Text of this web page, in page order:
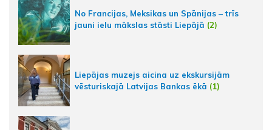
No Francijas, Meksikas un Spānijas – trīs
jauni ielu mākslas stāsti Liepājā (2)
Liepājas muzejs aicina uz ekskursijām
vēsturiskajā Latvijas Bankas ēkā (1)